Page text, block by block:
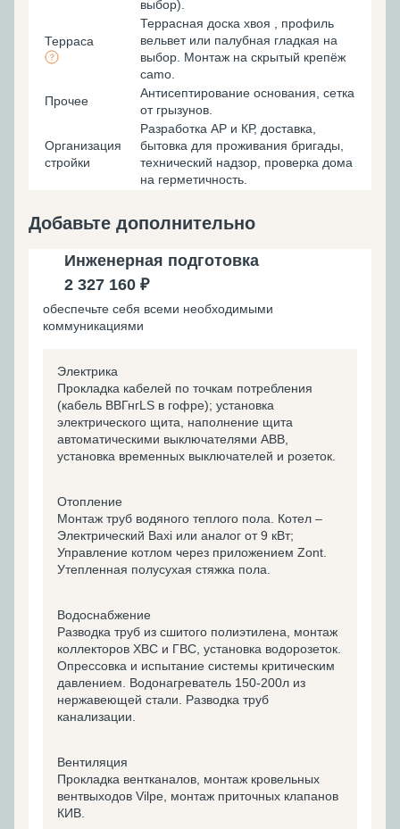
выбор).
Терраса
Террасная доска хвоя , профиль
вельвет или палубная гладкая на
выбор. Монтаж на скрытый крепёж
camo.
Прочее
Антисептирование основания, cетка
от грызунов.
Организация
стройки
Разработка АР и КР, доставка,
бытовка для проживания бригады,
технический надзор, проверка дома
на герметичность.
Добавьте дополнительно
Инженерная подготовка
2 327 160 ₽
обеспечьте себя всеми необходимыми
коммуникациями
Электрика
Прокладка кабелей по точкам потребления
(кабель ВВГнгLS в гофре); установка
электрического щита, наполнение щита
автоматическими выключателями ABB,
установка временных выключателей и розеток.
Отопление
Монтаж труб водяного теплого пола. Котел –
Электрический Baxi или аналог от 9 кВт;
Управление котлом через приложением Zont.
Утепленная полусухая стяжка пола.
Водоснабжение
Разводка труб из сшитого полиэтилена, монтаж
коллекторов ХВС и ГВС, установка водорозеток.
Опрессовка и испытание системы критическим
давлением. Водонагреватель 150-200л из
нержавеющей стали. Разводка труб
канализации.
Вентиляция
Прокладка вентканалов, монтаж кровельных
вентвыходов Vilpe, монтаж приточных клапанов
КИВ.